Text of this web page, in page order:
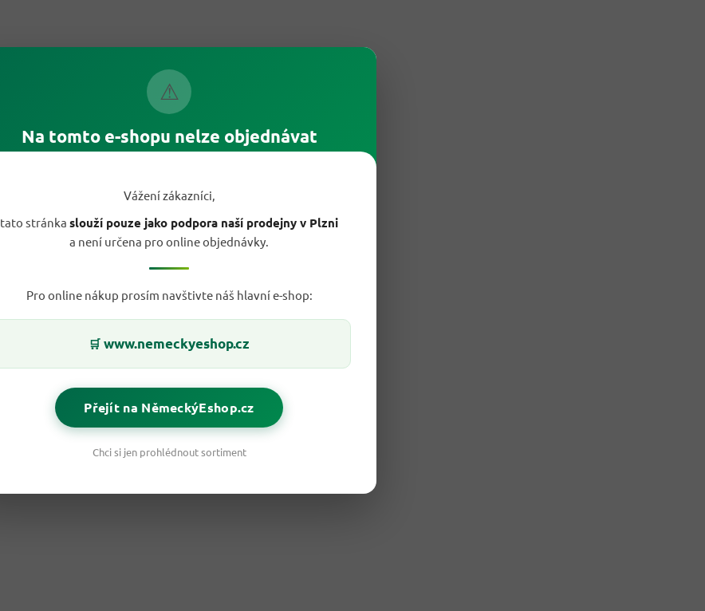
⚠
Na tomto e-shopu nelze objednávat
Vážení zákazníci,
tato stránka slouží pouze jako podpora naší prodejny v Plzni
a není určena pro online objednávky.
Pro online nákup prosím navštivte náš hlavní e-shop:
🛒 www.nemeckyeshop.cz
Přejít na NěmeckýEshop.cz
Chci si jen prohlédnout sortiment